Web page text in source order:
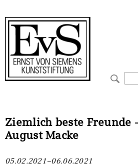
Ziemlich beste Freunde
August Macke
05.02.2021–06.06.2021
Förderphilosophie
Gremien
Presse und Neuigkeiten
Stellenangebote
Ankauf
Restaurierungen
Werkverzeichnisse
UKRAINE-Förderlinie